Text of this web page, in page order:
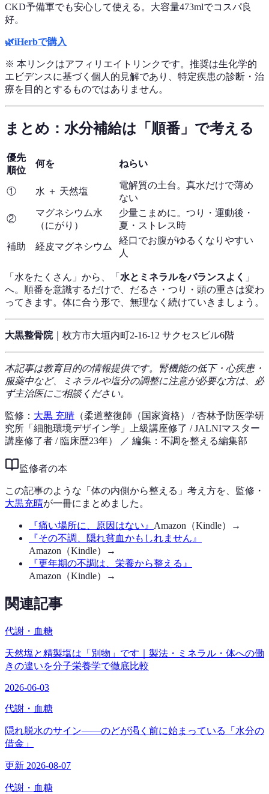
CKD予備軍でも安心して使える。大容量473mlでコスパ良
好。
🌿iHerbで購入
※ 本リンクはアフィリエイトリンクです。推奨は生化学的
エビデンスに基づく個人的見解であり、特定疾患の診断・治
療を目的とするものではありません。
まとめ：水分補給は「順番」で考える
優先
順位
何を ねらい
① 水 ＋ 天然塩
電解質の土台。真水だけで薄め
ない
②
マグネシウム水
（にがり）
少量こまめに。つり・運動後・
夏・ストレス時
補助 経皮マグネシウム
経口でお腹がゆるくなりやすい
人
「水をたくさん」から、「 水とミネラルをバランスよく 」
へ。順番を意識するだけで、だるさ・つり・頭の重さは変わ
ってきます。体に合う形で、無理なく続けていきましょう。
大黒整骨院｜枚方市大垣内町2-16-12 サクセスビル6階
本記事は教育目的の情報提供です。腎機能の低下・心疾患・
服薬中など、ミネラルや塩分の調整に注意が必要な方は、必
ず主治医にご相談ください。
監修： 大黒 充晴 （柔道整復師（国家資格） / 杏林予防医学研
究所「細胞環境デザイン学」上級講座修了 / JALNIマスター
講座修了者 / 臨床歴23年）
／ 編集：不調を整える編集部
監修者の本
この記事のような「体の内側から整える」考え方を、監修・
大黒充晴が一冊にまとめました。
『痛い場所に、原因はない 』 Amazon（Kindle）→
『その不調、隠れ貧血かもしれません 』
Amazon（Kindle）→
『更年期の不調は、栄養から整える 』
Amazon（Kindle）→
関連記事
代謝・血糖
天然塩と精製塩は「別物」です｜製法・ミネラル・体への働
きの違いを分子栄養学で徹底比較
2026-06-03
代謝・血糖
隠れ脱水のサイン——のどが渇く前に始まっている「水分の
借金」
更新 2026-08-07
代謝・血糖